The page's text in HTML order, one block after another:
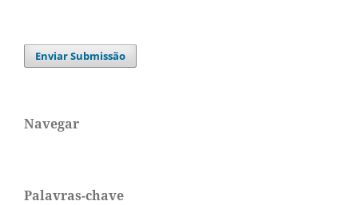
Enviar Submissão
Navegar
Palavras-chave